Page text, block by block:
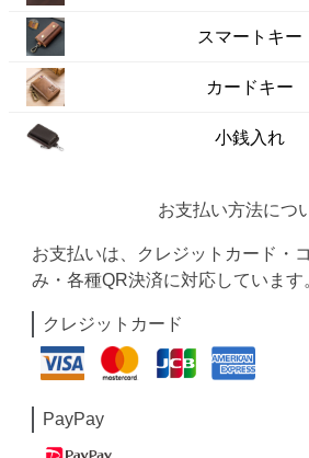
スマートキー
カードキー
小銭入れ
お支払い方法につ
お支払いは、クレジットカード・
み・各種QR決済に対応しています
クレジットカード
PayPay